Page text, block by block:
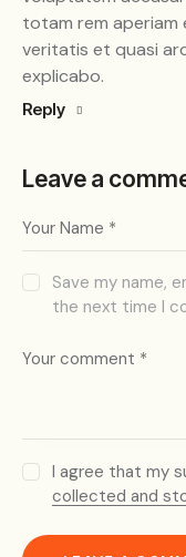
totam rem aperiam
veritatis et quasi
explicabo.
Reply
Leave a
Save my name,
the next time I
I agree that my
collected and